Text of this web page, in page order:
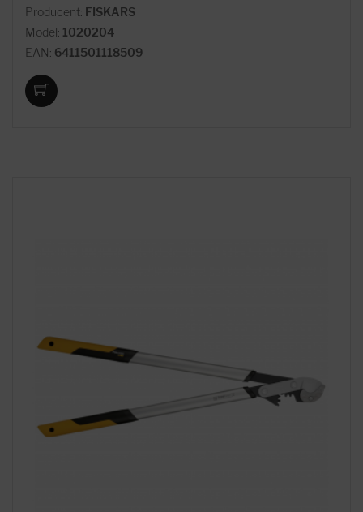
Producent: FISKARS
Model: 1020204
EAN: 6411501118509